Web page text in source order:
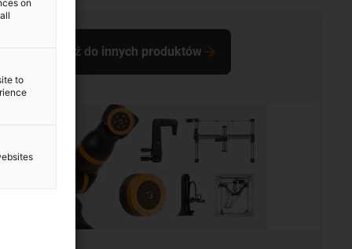
Przejdź do innych produktów
on
to